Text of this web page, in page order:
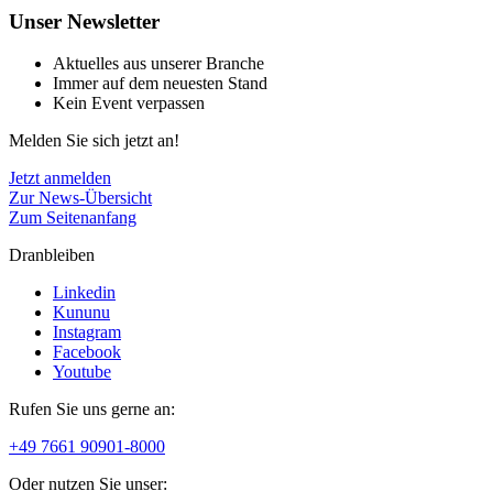
Unser Newsletter
Aktuelles aus unserer Branche
Immer auf dem neuesten Stand
Kein Event verpassen
Melden Sie sich jetzt an!
Jetzt anmelden
Zur News-Übersicht
Zum Seitenanfang
Dranbleiben
Linkedin
Kununu
Instagram
Facebook
Youtube
Rufen Sie uns gerne an:
+49 7661 90901-8000
Oder nutzen Sie unser: